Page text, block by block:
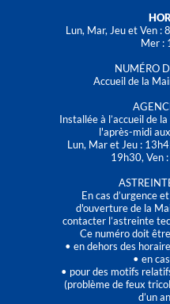
Lun, Mar, Jeu et Ven
Mer :
NUMÉRO
Accueil de la
Installée à l’accueil de
l'après-midi
Lun, Mar et Jeu :
19h30, Ven
En cas d’urgence
d'ouverture de la
contacter l’astreinte
Ce numéro doit
• en dehors des
• en
• pour des motifs
(problème de feux
d’un